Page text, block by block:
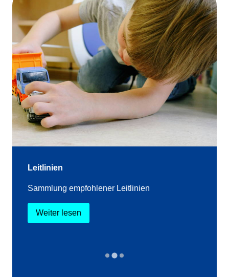
Leitlinien
Sammlung empfohlener Leitlinien
Weiter lesen